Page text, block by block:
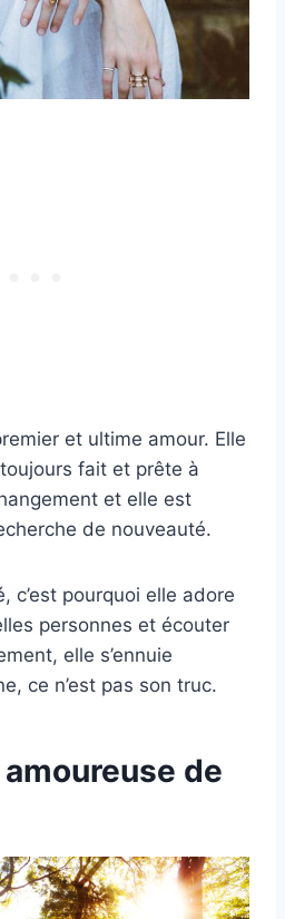
et ultime amour. Elle
fait et prête à
et elle est
de nouveauté.
c’est pourquoi elle adore
personnes et écouter
elle s’ennuie
ce n’est pas son truc.
amoureuse de